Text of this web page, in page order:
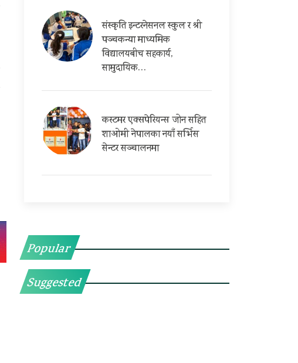
संस्कृति इन्टरनेसनल स्कुल र श्री
पञ्चकन्या माध्यमिक
विद्यालयबीच सहकार्य,
सामुदायिक…
कस्टमर एक्सपेरियन्स जोन सहित
शाओमी नेपालका नयाँ सर्भिस
सेन्टर सञ्चालनमा
Popular
Suggested